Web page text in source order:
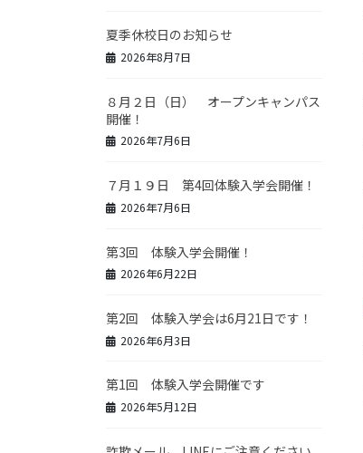
夏季休校日のお知らせ
2026年8月7日
８月２日（日） オープンキャンパス
開催！
2026年7月6日
７月１９日 第4回体験入学会開催！
2026年7月6日
第3回 体験入学会開催！
2026年6月22日
第2回 体験入学会は6月21日です！
2026年6月3日
第1回 体験入学会開催です
2026年5月12日